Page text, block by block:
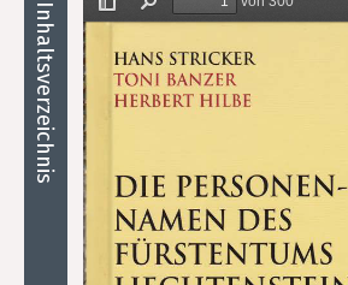
Inhaltsverzeichnis